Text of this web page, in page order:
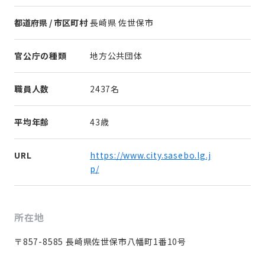
都道府県 / 市区町村 長崎県 佐世保市
官公庁の種類 地方公共団体
職員人数 2437名
平均年齢 43歳
URL
https://www.city.sasebo.lg.j
p/
所在地
〒857-8585 長崎県佐世保市八幡町1番10号